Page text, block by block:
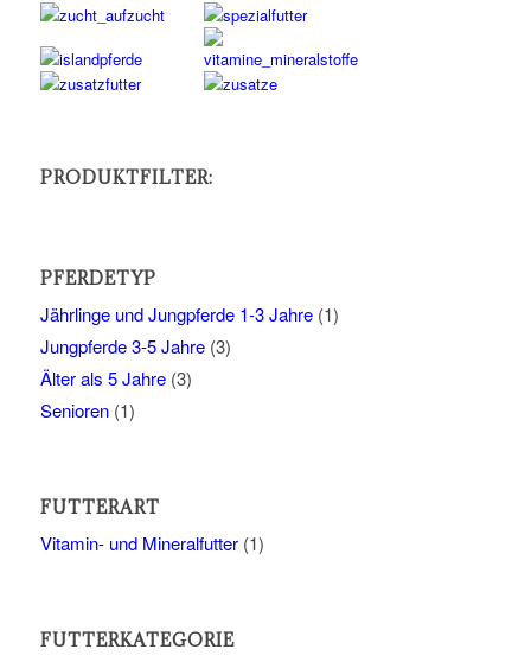
PRODUKTFILTER:
PFERDETYP
Jährlinge und Jungpferde 1-3 Jahre (1)
Jungpferde 3-5 Jahre (3)
Älter als 5 Jahre (3)
Senioren (1)
FUTTERART
Vitamin- und Mineralfutter (1)
FUTTERKATEGORIE